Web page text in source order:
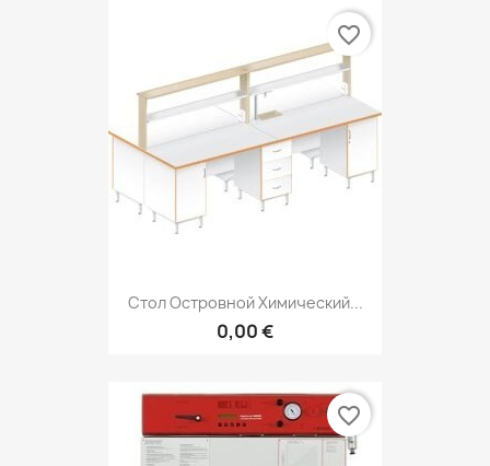
Стол Островной Химический...
0,00 €
favorite_border
favorite_border